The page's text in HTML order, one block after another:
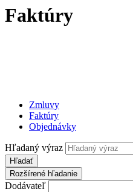
Faktúry
Zmluvy
Faktúry
Objednávky
Hľadaný výraz
Hľadať
Rozšírené hľadanie
Dodávateľ